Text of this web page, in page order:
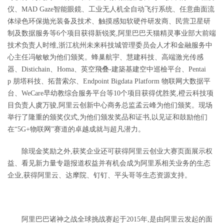
仪、 MAD Gaze智能眼鏡、工业无人机全自动飞行系统、任意曲面流
体绿色环保抛光装备及技术、触摸感知软硬件研发商、民营卫星研
制及数据服务等6个项目获得新锐奖,阿里巴巴天猫精灵事业部大前端
技术负责人时维,浙江杭州未来科技城管理委员会人才和金融服务中
心主任冯敏敏为他们颁奖。蜂巢航宇、慧建科技、高端激光传感
器、 Distichain、 Homa、英空飛叠-建築基建空中巡檢平台、 Pentai
p 朋塔科技、拓普索尔、 Endpoint Bigdata Platform 物联网大数据平
台、 WeCare早幼教综合服务平台等10个项目获得优胜奖,橙云科技项
目负责人虞万骏,阿里云创新中心商务总监孟云峰为他们颁奖。现场
举行了隆重的颁奖仪式,为他们颁发奖品和证书,以见证和鼓励他们
在“5G+物联网”赛道的卓越成就与超凡潜力。
除现金奖励之外,获奖企业还可获得阿里云创业大赛页面展示权
益、看见新力量专题报道权益并有机会成为阿里系相关业务的生态
企业,获得阿里云、达摩院、钉钉、平头哥等生态资源支持。
阿里巴巴诸神之战全球挑战赛起于2015年,是由阿里云发起的面